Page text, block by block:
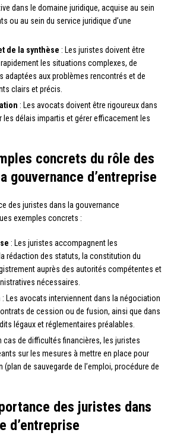
dans le domaine juridique, acquise au sein
ou au sein du service juridique d’une
de la synthèse : Les juristes doivent être
les situations complexes, de
adaptées aux problèmes rencontrés et de
clairs et précis.
: Les avocats doivent être rigoureux dans
les délais impartis et gérer efficacement les
concrets du rôle des
gouvernance d’entreprise
des juristes dans la gouvernance
exemples concrets :
: Les juristes accompagnent les
rédaction des statuts, la constitution du
auprès des autorités compétentes et
nécessaires.
: Les avocats interviennent dans la négociation
de cession ou de fusion, ainsi que dans
légaux et réglementaires préalables.
cas de difficultés financières, les juristes
sur les mesures à mettre en place pour
de sauvegarde de l’emploi, procédure de
des juristes dans
d’entreprise